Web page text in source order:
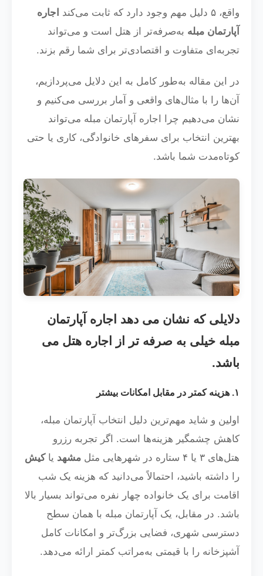
واقع، ۵ دلیل مهم وجود دارد که ثابت می‌کند
اجاره
آپارتمان مبله به‌صرفه‌تر از هتل است و می‌تواند
تجربه‌ای متفاوت و اقتصادی‌تر برای شما رقم بزند.
در این مقاله به‌طور کامل به این دلایل می‌پردازیم،
آن‌ها را با مثال‌های واقعی و آمار بررسی می‌کنیم و
نشان می‌دهیم چرا اجاره آپارتمان مبله می‌تواند
بهترین انتخاب برای سفرهای خانوادگی، کاری یا حتی
کوتاه‌مدت شما باشد.
دلایلی که نشان می دهد اجاره آپارتمان
مبله خیلی به صرفه تر از اجاره هتل می
باشد.
۱. هزینه کمتر در مقابل امکانات بیشتر
اولین و شاید مهم‌ترین دلیل انتخاب آپارتمان مبله،
کاهش چشمگیر هزینه‌ها است. اگر تجربه رزرو
هتل‌های ۳ یا ۴ ستاره در شهرهایی مثل
مشهد یاکیش
را داشته باشید، احتمالاً می‌دانید که هزینه یک شب
اقامت برای یک خانواده چهار نفره می‌تواند بسیار بالا
باشد. در مقابل، یک آپارتمان مبله با همان سطح
دسترسی شهری، فضایی بزرگ‌تر و امکانات کامل
آشپزخانه را با قیمتی به‌مراتب کمتر ارائه می‌دهد.